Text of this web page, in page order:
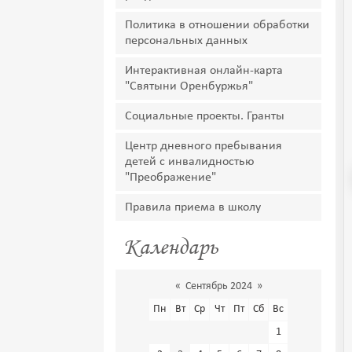
Политика в отношении обработки
персональных данных
Интерактивная онлайн-карта
"Святыни Оренбуржья"
Социальные проекты. Гранты
Центр дневного пребывания
детей с инвалидностью
"Преображение"
Правила приема в школу
Календарь
« Сентябрь 2024 »
Пн
Вт Ср Чт Пт Сб
Вс
1